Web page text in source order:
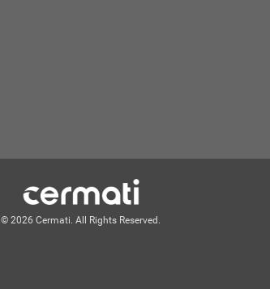
© 2026 Cermati. All Rights Reserved.